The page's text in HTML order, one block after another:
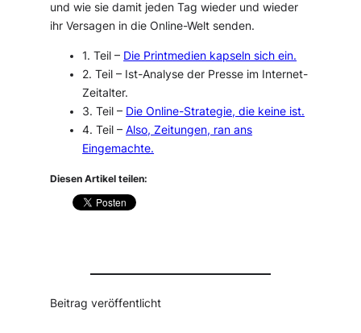
und wie sie damit jeden Tag wieder und wieder
ihr Versagen in die Online-Welt senden.
1. Teil – Die Printmedien kapseln sich ein.
2. Teil – Ist-Analyse der Presse im Internet-
Zeitalter.
3. Teil – Die Online-Strategie, die keine ist.
4. Teil –Also, Zeitungen, ran ans
Eingemachte.
Diesen Artikel teilen:
Beitrag veröffentlicht